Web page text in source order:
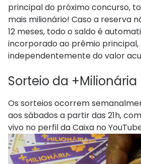
principal do próximo concurso,
mais milionário! Caso a reserva
12 meses, todo o saldo é
incorporado ao prêmio principal,
independentemente do valor
Sorteio da +Milionária
Os sorteios ocorrem
aos sábados a partir das 21h,
vivo no perfil da Caixa no